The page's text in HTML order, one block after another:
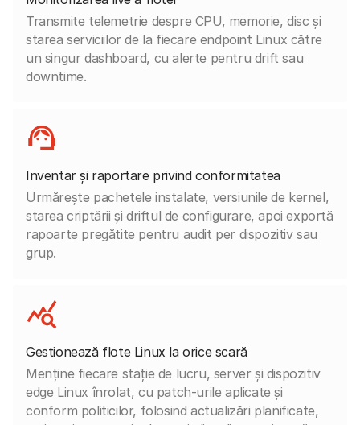
Transmite telemetrie despre CPU, memorie, disc și
starea serviciilor de la fiecare endpoint Linux către
un singur dashboard, cu alerte pentru drift sau
downtime.
Inventar și raportare privind conformitatea
Urmărește pachetele instalate, versiunile de kernel,
starea criptării și driftul de configurare, apoi exportă
rapoarte pregătite pentru audit per dispozitiv sau
grup.
Gestionează flote Linux la orice scară
Menține fiecare stație de lucru, server și dispozitiv
edge Linux înrolat, cu patch-urile aplicate și
conform politicilor, folosind actualizări planificate,